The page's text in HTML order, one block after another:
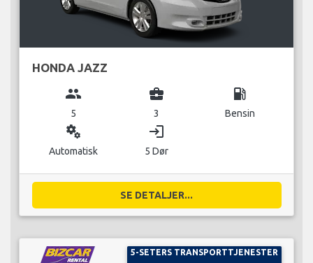
HONDA JAZZ
group
5
business_center
3
local_gas_station
Bensin
miscellaneous_services
Automatisk
login
5 Dør
SE DETALJER...
5-SETERS TRANSPORTTJENESTER